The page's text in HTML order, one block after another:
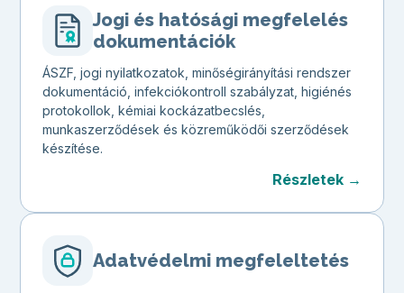
Jogi és hatósági megfelelés
dokumentációk
ÁSZF, jogi nyilatkozatok, minőségirányítási rendszer
dokumentáció, infekciókontroll szabályzat, higiénés
protokollok, kémiai kockázatbecslés,
munkaszerződések és közreműködői szerződések
készítése.
Részletek →
Adatvédelmi megfeleltetés